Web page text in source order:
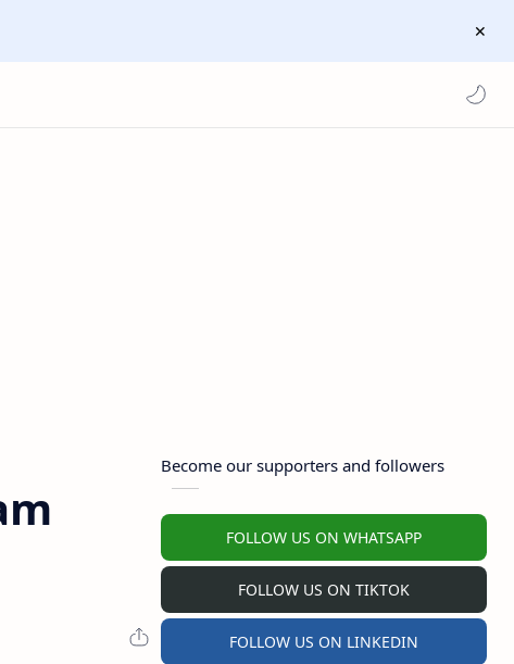
Become our supporters and followers
FOLLOW US ON WHATSAPP
FOLLOW US ON TIKTOK
FOLLOW US ON LINKEDIN